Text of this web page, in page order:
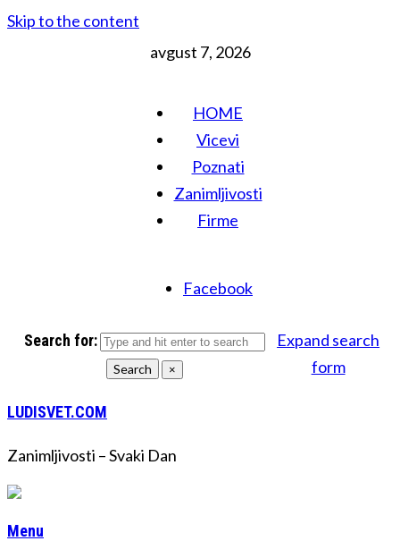
Skip to the content
avgust 7, 2026
HOME
Vicevi
Poznati
Zanimljivosti
Firme
Facebook
Search for:
Search ×
Expand search
form
LUDISVET.COM
Zanimljivosti – Svaki Dan
Menu